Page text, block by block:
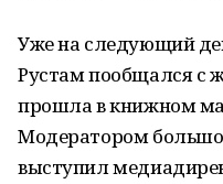
Уже на следующий
Рустам пообщался с
прошла в книжном
Модератором
выступил